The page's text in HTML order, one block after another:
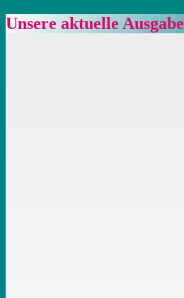
Unsere aktuelle Ausgabe